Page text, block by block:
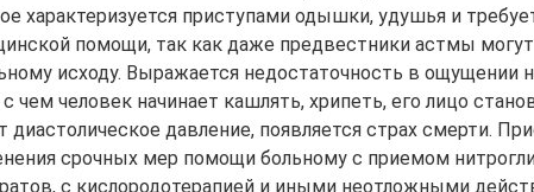
характеризуется приступами одышки, удушья и
помощи, так как даже предвестники астмы
исходу. Выражается недостаточность в ощущении
чем человек начинает кашлять, хрипеть, его лицо
диастолическое давление, появляется страх смерти.
срочных мер помощи больному с приемом
с кислородотерапией и иными неотложными